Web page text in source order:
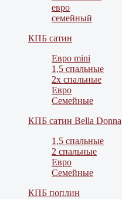
евро
семейный
КПБ сатин
Евро mini
1,5 спальные
2х спальные
Евро
Семейные
КПБ сатин Bella Donna
1,5 спальные
2 спальные
Евро
Семейные
КПБ поплин